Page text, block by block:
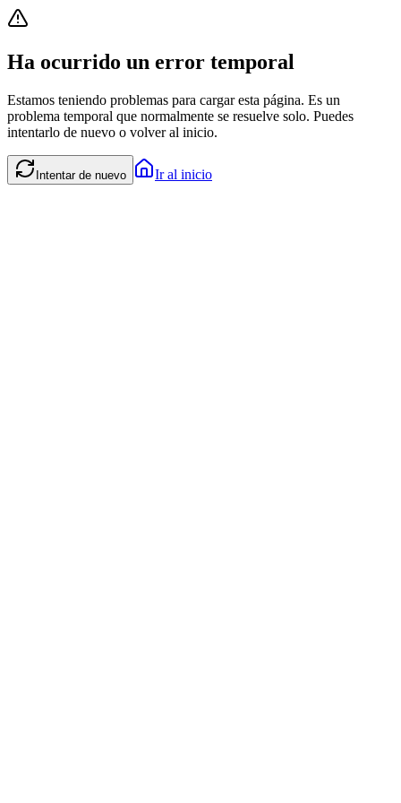
Ha ocurrido un error temporal
Estamos teniendo problemas para cargar esta página. Es un
problema temporal que normalmente se resuelve solo. Puedes
intentarlo de nuevo o volver al inicio.
Intentar de nuevo Ir al inicio